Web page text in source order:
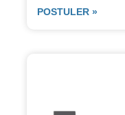
POSTULER »